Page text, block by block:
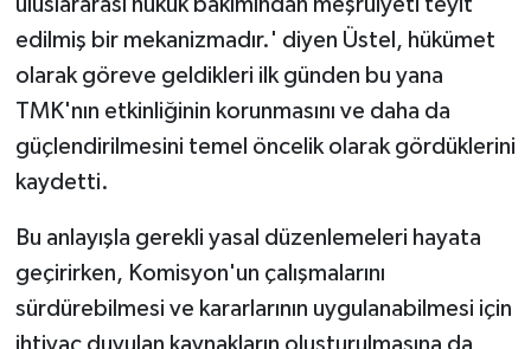
edilmiş bir mekanizmadır.' diyen Üstel, hükümet
olarak göreve geldikleri ilk günden bu yana
TMK'nın etkinliğinin korunmasını ve daha da
güçlendirilmesini temel öncelik olarak gördüklerini
kaydetti.
Bu anlayışla gerekli yasal düzenlemeleri hayata
geçirirken, Komisyon'un çalışmalarını
sürdürebilmesi ve kararlarının uygulanabilmesi için
ihtiyaç duyulan kaynakların oluşturulmasına da